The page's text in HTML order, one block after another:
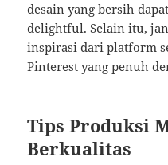
desain yang bersih
delightful. Selain itu,
inspirasi dari platform
Pinterest yang penuh
Tips Produksi
Berkualitas